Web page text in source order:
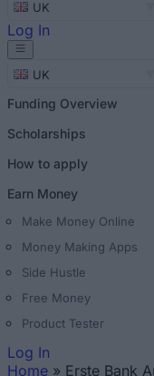
UK
Log In
UK
Funding Overview
Scholarships
How to apply
Earn Money
Make Money Online
Money Making Apps
Side Hustle
Free Money
Product Tester
Log In
Home » Erste Bank